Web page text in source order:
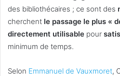
des bibliothécaires ; ce sont des
cherchent le passage le plus «
directement utilisable pour
minimum de temps.
Selon Emmanuel de Vauxmoret,